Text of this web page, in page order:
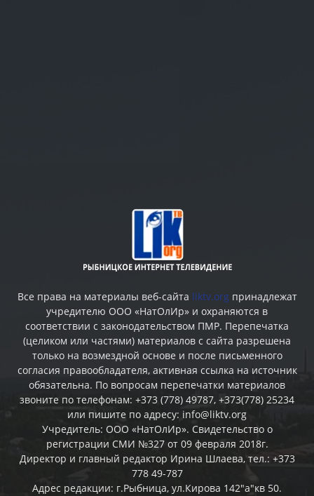
Все права на материалы веб-сайта liktv.org принадлежат
учредителю ООО «НатОлИр» и охраняются в
соответствии с законодательством ПМР. Перепечатка
(целиком или частями) материалов c сайта разрешена
только на возмездной основе и после письменного
согласия правообладателя, активная ссылка на источник
обязательна. По вопросам перепечатки материалов
звоните по телефонам: +373 (778) 49787, +373(778) 25234
или пишите по адресу: info@liktv.org
Учредитель: ООО «НатОлИр». Свидетельство о
регистрации СМИ №327 от 09 февраля 2018г.
Директор и главный редактор Ирина Шлаева, тел.: +373
778 49-787
Адрес редакции: г.Рыбница, ул.Кирова 142"а"кв 50.